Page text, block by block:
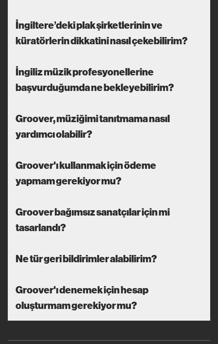
İngiltere’deki plak şirketlerinin ve
küratörlerin dikkatini nasıl çekebilirim?
İngiliz müzik profesyonellerine
başvurduğumda ne bekleyebilirim?
Groover, müziğimi tanıtmama nasıl
yardımcı olabilir?
Groover'ı kullanmak için ödeme
yapmam gerekiyor mu?
Groover bağımsız sanatçılar için mi
tasarlandı?
Ne tür geri bildirimler alabilirim?
Groover'ı denemek için hesap
oluşturmam gerekiyor mu?